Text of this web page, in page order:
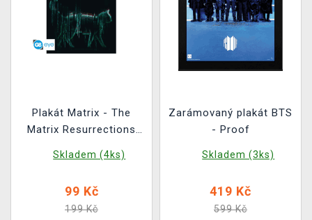
Plakát Matrix - The
Matrix Resurrections
Skladem (4ks)
99 Kč
199 Kč
Zarámovaný plakát BTS
- Proof
Skladem (3ks)
419 Kč
599 Kč